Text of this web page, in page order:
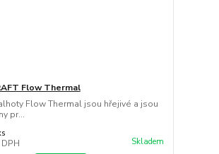
Flow Thermal
Flow Thermal jsou hřejivé a jsou
pr...
Skladem